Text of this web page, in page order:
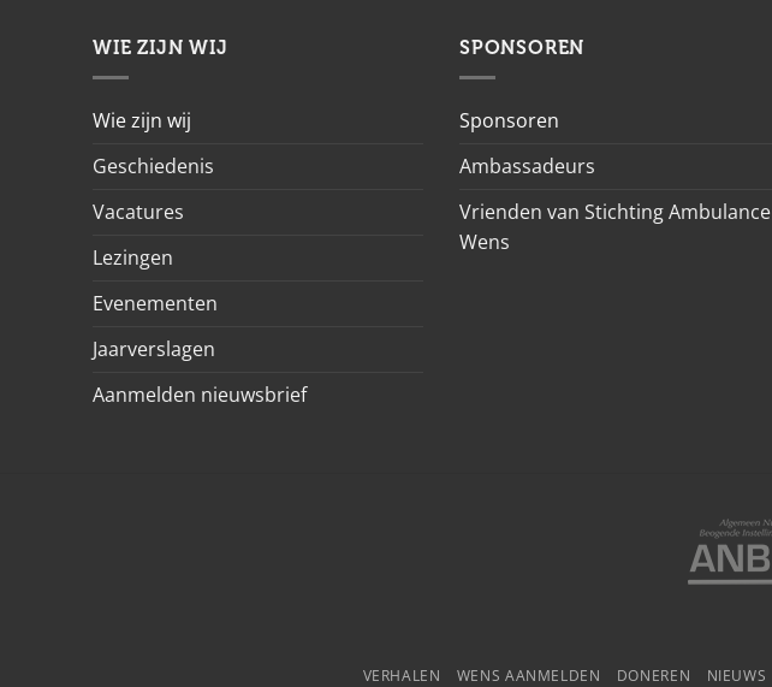
WIE ZIJN WIJ
Wie zijn wij
Geschiedenis
Vacatures
Lezingen
Evenementen
Jaarverslagen
Aanmelden nieuwsbrief
SPONSOREN
Sponsoren
Ambassadeurs
Vrienden van Stichting Ambulance
Wens
VERHALEN WENS AANMELDEN DONEREN NIEUWS